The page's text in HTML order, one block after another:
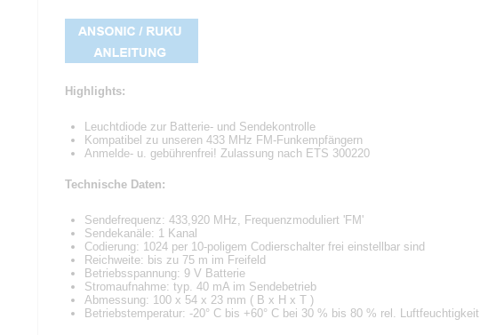
Highlights:
Leuchtdiode zur Batterie- und Sendekontrolle
Kompatibel zu unseren 433 MHz FM-Funkempfängern
Anmelde- u. gebührenfrei! Zulassung nach ETS 300220
Technische Daten:
Sendefrequenz: 433,920 MHz, Frequenzmoduliert 'FM'
Sendekanäle: 1 Kanal
Codierung: 1024 per 10-poligem Codierschalter frei einstellbar sind
Reichweite: bis zu 75 m im Freifeld
Betriebsspannung: 9 V Batterie
Stromaufnahme: typ. 40 mA im Sendebetrieb
Abmessung: 100 x 54 x 23 mm ( B x H x T )
Betriebstemperatur: -20° C bis +60° C bei 30 % bis 80 % rel. Luftfeuchtigkeit